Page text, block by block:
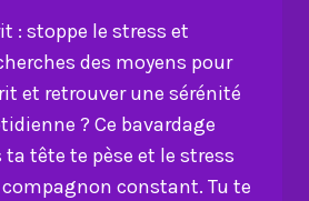
: stoppe le stress et
des moyens pour
et retrouver une sérénité
? Ce bavardage
tête te pèse et le stress
constant. Tu te